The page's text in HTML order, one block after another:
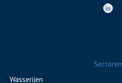
Sectoren
Wasserijen